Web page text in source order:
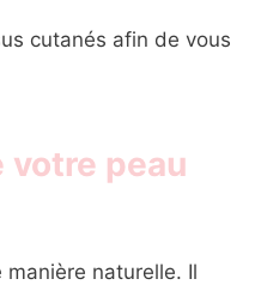
cutanés afin de vous
votre peau
naturelle. Il